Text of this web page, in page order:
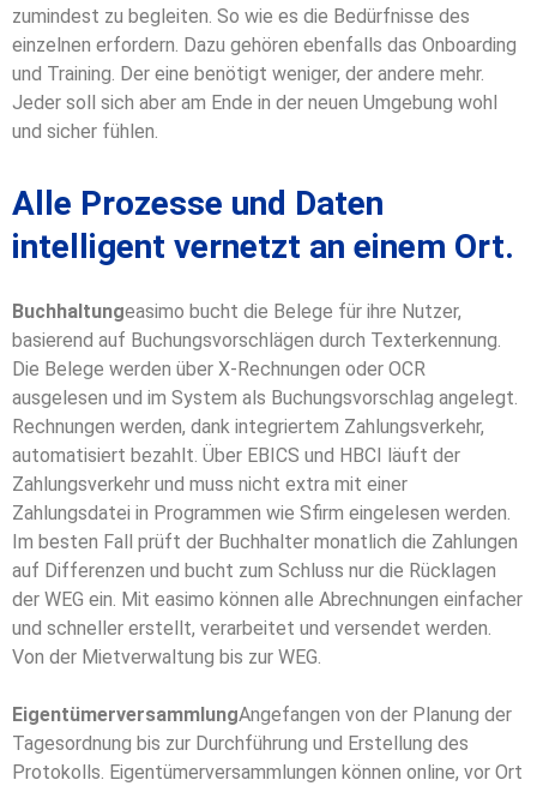
zumindest zu begleiten. So wie es die Bedürfnisse des
einzelnen erfordern. Dazu gehören ebenfalls das Onboarding
und Training. Der eine benötigt weniger, der andere mehr.
Jeder soll sich aber am Ende in der neuen Umgebung wohl
und sicher fühlen.
Alle Prozesse und Daten
intelligent vernetzt an einem Ort.
Buchhaltungeasimo bucht die Belege für ihre Nutzer,
basierend auf Buchungsvorschlägen durch Texterkennung.
Die Belege werden über X-Rechnungen oder OCR
ausgelesen und im System als Buchungsvorschlag angelegt.
Rechnungen werden, dank integriertem Zahlungsverkehr,
automatisiert bezahlt. Über EBICS und HBCI läuft der
Zahlungsverkehr und muss nicht extra mit einer
Zahlungsdatei in Programmen wie Sfirm eingelesen werden.
Im besten Fall prüft der Buchhalter monatlich die Zahlungen
auf Differenzen und bucht zum Schluss nur die Rücklagen
der WEG ein. Mit easimo können alle Abrechnungen einfacher
und schneller erstellt, verarbeitet und versendet werden.
Von der Mietverwaltung bis zur WEG.
EigentümerversammlungAngefangen von der Planung der
Tagesordnung bis zur Durchführung und Erstellung des
Protokolls. Eigentümerversammlungen können online, vor Ort